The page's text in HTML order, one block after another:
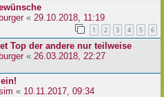
« 29.10.2018, 11:19
1 2 3 4 5 6
Top der andere nur teilweise
« 26.03.2018, 22:27
« 10.11.2017, 09:34